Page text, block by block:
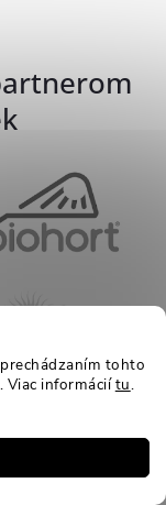
tohto
Viac informáciítu.